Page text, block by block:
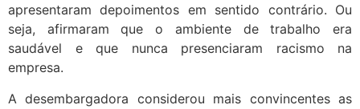
apresentaram depoimentos em sentido contrário. Ou
seja, afirmaram que o ambiente de trabalho era
saudável e que nunca presenciaram racismo na
empresa.
A desembargadora considerou mais convincentes as